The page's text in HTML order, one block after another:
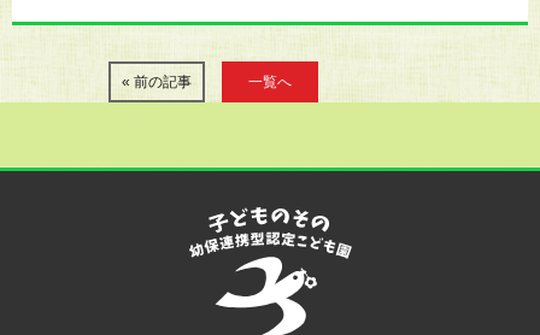
« 前の記事 一覧へ